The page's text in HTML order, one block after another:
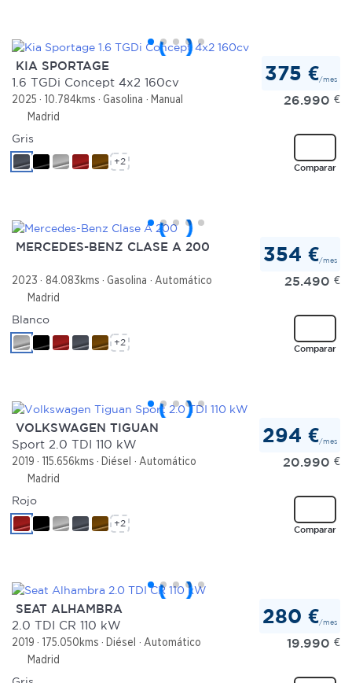
KIA SPORTAGE
1.6 TGDi Concept 4x2 160cv
2025 10.784kms Gasolina
Manual
Madrid
375 €/mes
26.990 €
Comparar
Gris
+2
MERCEDES-BENZ CLASE A 200
2023 84.083kms Gasolina
Automático
Madrid
354 €/mes
25.490 €
Comparar
Blanco
+2
VOLKSWAGEN TIGUAN
Sport 2.0 TDI 110 kW
2019 115.656kms Diésel
Automático
Madrid
294 €/mes
20.990 €
Comparar
Rojo
+2
SEAT ALHAMBRA
2.0 TDI CR 110 kW
2019 175.050kms Diésel
Automático
Madrid
280 €/mes
19.990 €